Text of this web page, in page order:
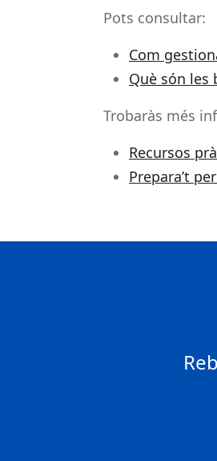
Pots consultar:
Com
Què són les
Trobaràs més
Recursos
Prepara’t